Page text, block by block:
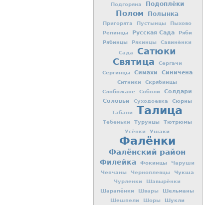
Подгоряна
Подоплёки
Полом Полынка
Пригорята Пустынцы Пыхово
Репинцы Русская Сада
Ряби
Рябинцы
Рякинцы
Савинёнки
Сада
Сатюки
Святица
Сергачи
Сергинцы Симахи Синичена
Ситники
Скрябинцы
Слобожане
Соболи
Солдари
Соловьи
Суходоевка Сюрны
Табани Талица
Тебеньки Турунцы Тютрюмы
Усёнки Ушаки
Фалёнки
Фалёнский район
Филейка Фокинцы Чаруши
Чепчаны Черноплевцы Чукша
Чурленки Шавырёнки
Шарапёнки Швары Шельманы
Шешпели Шоры Шукли